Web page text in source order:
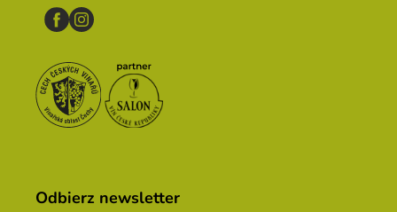
Odbierz newsletter